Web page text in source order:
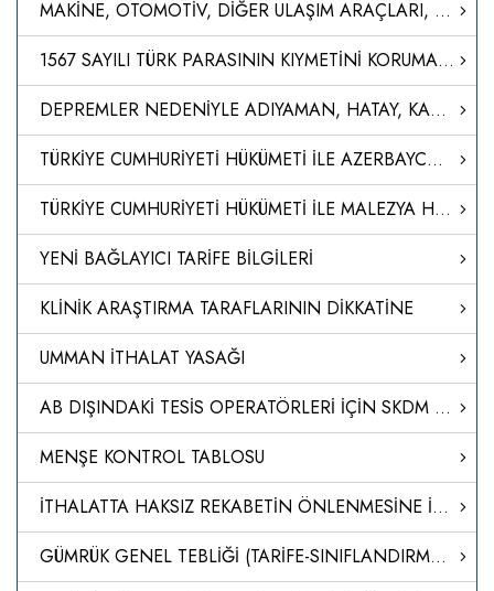
MAKİNE, OTOMOTİV, DİĞER ULAŞIM ARAÇLARI, ELEKTRİK VE ELEKTRONİK SEKTÖRÜ ÜRÜNLERİNE İLİŞKİN DAHİLDE İŞLEME REJİMİ GENELGESİNDE DEĞİŞİKLİK YAPILMASI HAKKINDA GENELGE
1567 SAYILI TÜRK PARASININ KIYMETİNİ KORUMA HAKKINDA KANUN KAPSAMINDA ALINACAK ÜCRETLERE İLİŞKİN YÖNETMELİKTE DEĞİŞİKLİK YAPILMASINA DAİR YÖNETMELİK
DEPREMLER NEDENİYLE ADIYAMAN, HATAY, KAHRAMANMARAŞ VE MALATYA İLLERİ İLE GAZİANTEP İLİNİN İSLAHİYE VE NURDAĞI İLÇELERİNDE DEVAM EDEN MÜCBİR SEBEBE İSTİNADEN, 7256 SAYILI BAZI ALACAKLARIN YENİDEN YAPILANDIRILMASI İLE BAZI KANUNLARDA DEĞİŞİKLİK YAPILMASI HA
TÜRKİYE CUMHURİYETİ HÜKÜMETİ İLE AZERBAYCAN CUMHURİYETİ HÜKÜMETİ ARASINDA 'TERCİHLİ TİCARET ANLAŞMASI'NI TADİL EDEN PROTOKOLÜN ONAYLANMASI HAKKINDA KARAR (KARAR SAYISI: 8512)
TÜRKİYE CUMHURİYETİ HÜKÜMETİ İLE MALEZYA HÜKÜMETİ ARASINDAKİ SERBEST TİCARET ANLAŞMASINA EK 1. PROTOKOL’ÜN ONAYLANMASI HAKKINDA KARAR (KARAR SAYISI: 8511)
YENİ BAĞLAYICI TARİFE BİLGİLERİ
KLİNİK ARAŞTIRMA TARAFLARININ DİKKATİNE
UMMAN İTHALAT YASAĞI
AB DIŞINDAKİ TESİS OPERATÖRLERİ İÇİN SKDM UYGULAMASINA İLİŞKİN REHBER
MENŞE KONTROL TABLOSU
İTHALATTA HAKSIZ REKABETİN ÖNLENMESİNE İLİŞKİN TEBLİĞ (NO: 2024/15)
GÜMRÜK GENEL TEBLİĞİ (TARİFE-SINIFLANDIRMA KARARLARI) (SERİ NO: 40)’NDE DEĞİŞİKLİK YAPILMASINA DAİR TEBLİĞ (SERİ NO: 41)